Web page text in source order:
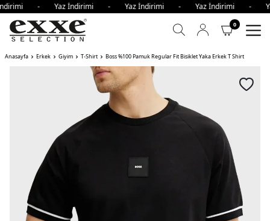
- Yaz İndirimi - Yaz İndirimi - Yaz İndirimi
0
Anasayfa Erkek Giyim T-Shirt Boss %100 Pamuk Regular Fit Bisiklet Yaka Erkek T Shirt